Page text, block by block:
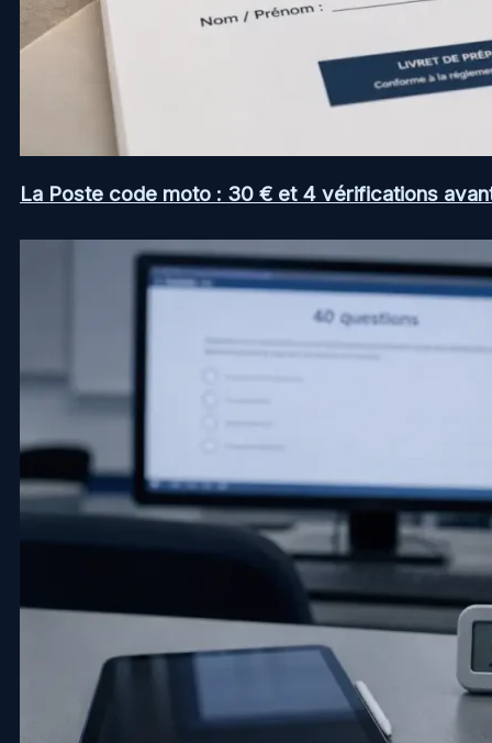
La Poste code moto : 30 € et 4 vérifications